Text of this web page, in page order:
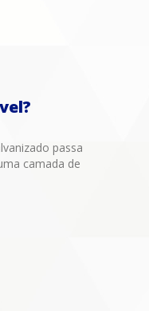
passa
camada de